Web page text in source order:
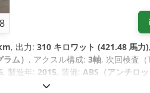
, 出力: 310 キロワット (421.48 馬力)
ム） , アクスル構成: 3軸, 次回検査（
, 製造年: 2015, 装備: ABS（アンチロ
ヒーター, 電子安定制御プログラム